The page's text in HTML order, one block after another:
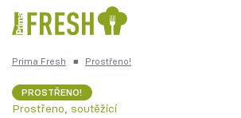
Česká kuchyně
Prima Fresh ■ Prostřeno!
PROSTŘENO!
Prostřeno, soutěžící